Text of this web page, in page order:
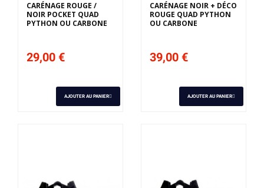
CARÉNAGE ROUGE /
NOIR POCKET QUAD
PYTHON OU CARBONE
29,00 €
AJOUTER AU PANIER
CARÉNAGE NOIR + DÉCO
ROUGE QUAD PYTHON
OU CARBONE
39,00 €
AJOUTER AU PANIER